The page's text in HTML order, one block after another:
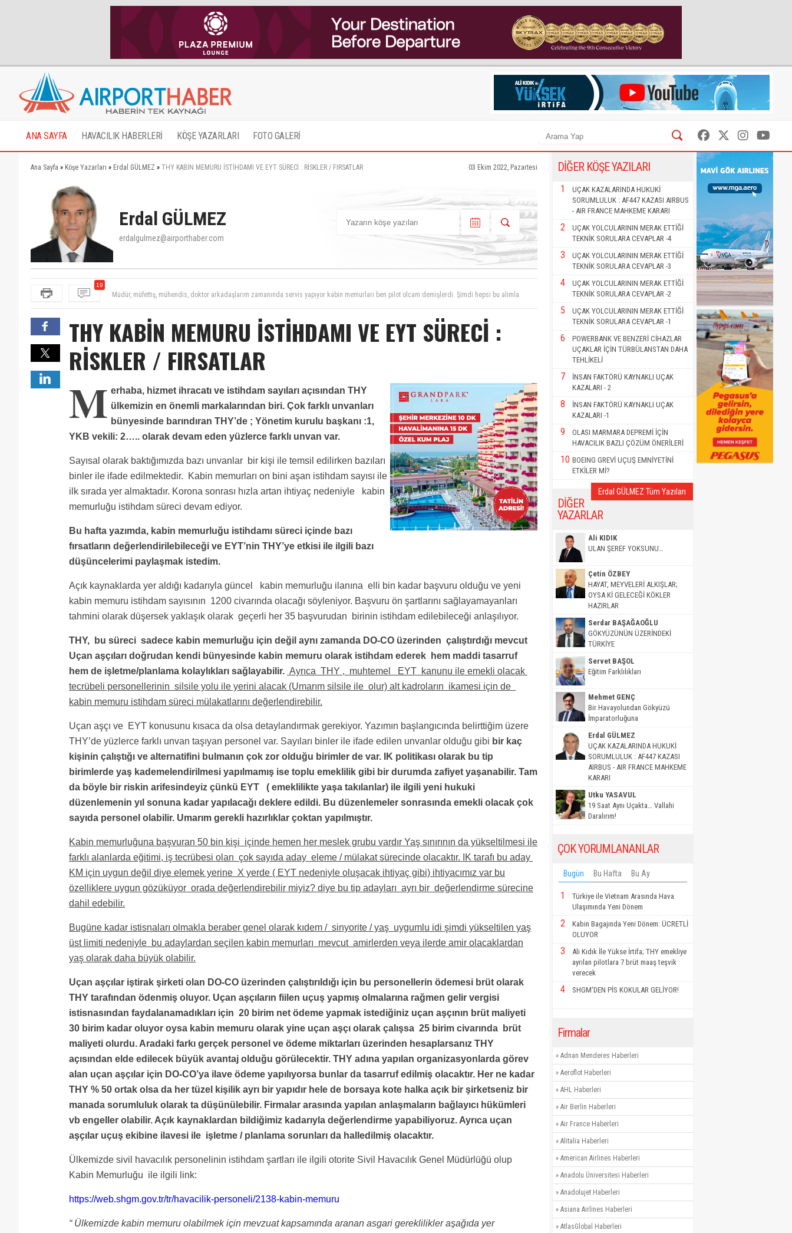
ANA SAYFA HAVACILIK HABERLERİ KÖŞE YAZARLARI FOTO GALERİ
Ana Sayfa » Köşe Yazarları » Erdal GÜLMEZ » THY KABİN MEMURU İSTİHDAMI VE EYT SÜRECİ : RİSKLER / FIRSATLAR 03 Ekim 2022, Pazartesi
Erdal GÜLMEZ
erdalgulmez@airporthaber.com
19
başvuru yapmış durumda. Şahsen zamanında işi küçümseyen bu insanlarin ast üst ilişkisinin iyi olacağını zannetmem. Servis yapan
Yazı ile ilgisi olmayan fakat haber değeri olan konular için e-mail ile bizlere yazabilirsiniz
Türkiye' de kabin memuru olmak çok avantajlı bir iş.Pilot - kabın memuru ücret makası bu ülkede hostesler lehine çok iyi.Bir pilot pilot
olabilmek için bir servet harcarken ya da servet borçlanırken ve eğitimi hem zorlu hem de uzunken, kabın memuru beş kuruş harcamadan 2
ayda hostes olabiliyor ..
Gençlere öncelik verilmelidir, her açıdan verimli olacaktır, tecrübe zamanla oluşur, emekli olan yaşı geçmişler gençlerin sırtından geçiniyor
zaten
torpil
Eyt yasalaştığı an emekliliğe hak kazanan herkes gönderilmeli, 25 yıldan fazla kimse şirkette kalmamalı
THY KABİN MEMURU İSTİHDAMI VE EYT SÜRECİ :
RİSKLER / FIRSATLAR
M erhaba, hizmet ihracatı ve istihdam sayıları açısından THY
ülkemizin en önemli markalarından biri. Çok farklı unvanları
bünyesinde barındıran THY’de ; Yönetim kurulu başkanı :1,
YKB vekili: 2….. olarak devam eden yüzlerce farklı unvan var.
Sayısal olarak baktığımızda bazı unvanlar bir kişi ile temsil edilirken bazıları
binler ile ifade edilmektedir. Kabin memurları on bini aşan istihdam sayısı ile
ilk sırada yer almaktadır. Korona sonrası hızla artan ihtiyaç nedeniyle kabin
memurluğu istihdam süreci devam ediyor.
Bu hafta yazımda, kabin memurluğu istihdamı süreci içinde bazı
fırsatların değerlendirilebileceği ve EYT’nin THY’ye etkisi ile ilgili bazı
düşüncelerimi paylaşmak istedim.
Açık kaynaklarda yer aldığı kadarıyla güncel kabin memurluğu ilanına elli bin kadar başvuru olduğu ve yeni
kabin memuru istihdam sayısının 1200 civarında olacağı söyleniyor. Başvuru ön şartlarını sağlayamayanları
tahmini olarak düşersek yaklaşık olarak geçerli her 35 başvurudan birinin istihdam edilebileceği anlaşılıyor.
THY, bu süreci sadece kabin memurluğu için değil aynı zamanda DO-CO üzerinden çalıştırdığı mevcut
Uçan aşçıları doğrudan kendi bünyesinde kabin memuru olarak istihdam ederek hem maddi tasarruf
hem de işletme/planlama kolaylıkları sağlayabilir. Ayrıca THY , muhtemel EYT kanunu ile emekli olacak
tecrübeli personellerinin silsile yolu ile yerini alacak (Umarım silsile ile olur) alt kadroların ikamesi için de
kabin memuru istihdam süreci mülakatlarını değerlendirebilir.
Uçan aşçı ve EYT konusunu kısaca da olsa detaylandırmak gerekiyor. Yazımın başlangıcında belirttiğim üzere
THY’de yüzlerce farklı unvan taşıyan personel var. Sayıları binler ile ifade edilen unvanlar olduğu gibi bir kaç
kişinin çalıştığı ve alternatifini bulmanın çok zor olduğu birimler de var. IK politikası olarak bu tip
birimlerde yaş kademelendirilmesi yapılmamış ise toplu emeklilik gibi bir durumda zafiyet yaşanabilir. Tam
da böyle bir riskin arifesindeyiz çünkü EYT ( emeklilikte yaşa takılanlar) ile ilgili yeni hukuki
düzenlemenin yıl sonuna kadar yapılacağı deklere edildi. Bu düzenlemeler sonrasında emekli olacak çok
sayıda personel olabilir. Umarım gerekli hazırlıklar çoktan yapılmıştır.
Kabin memurluğuna başvuran 50 bin kişi içinde hemen her meslek grubu vardır Yaş sınırının da yükseltilmesi ile
farklı alanlarda eğitimi, iş tecrübesi olan çok sayıda aday eleme / mülakat sürecinde olacaktır. IK tarafı bu aday
KM için uygun değil diye elemek yerine X yerde ( EYT nedeniyle oluşacak ihtiyaç gibi) ihtiyacımız var bu
özelliklere uygun gözüküyor orada değerlendirebilir miyiz? diye bu tip adayları ayrı bir değerlendirme sürecine
dahil edebilir.
Bugüne kadar istisnaları olmakla beraber genel olarak kıdem / sinyorite / yaş uygumlu idi şimdi yükseltilen yaş
üst limiti nedeniyle bu adaylardan seçilen kabin memurları mevcut amirlerden veya ilerde amir olacaklardan
yaş olarak daha büyük olabilir.
Uçan aşçılar iştirak şirketi olan DO-CO üzerinden çalıştırıldığı için bu personellerin ödemesi brüt olarak
THY tarafından ödenmiş oluyor. Uçan aşçıların fiilen uçuş yapmış olmalarına rağmen gelir vergisi
istisnasından faydalanamadıkları için 20 birim net ödeme yapmak istediğiniz uçan aşçının brüt maliyeti
30 birim kadar oluyor oysa kabin memuru olarak yine uçan aşçı olarak çalışsa 25 birim civarında brüt
maliyeti olurdu. Aradaki farkı gerçek personel ve ödeme miktarları üzerinden hesaplarsanız THY
açısından elde edilecek büyük avantaj olduğu görülecektir. THY adına yapılan organizasyonlarda görev
alan uçan aşçılar için DO-CO’ya ilave ödeme yapılıyorsa bunlar da tasarruf edilmiş olacaktır. Her ne kadar
THY % 50 ortak olsa da her tüzel kişilik ayrı bir yapıdır hele de borsaya kote halka açık bir şirketseniz bir
manada sorumluluk olarak ta düşünülebilir. Firmalar arasında yapılan anlaşmaların bağlayıcı hükümleri
vb engeller olabilir. Açık kaynaklardan bildiğimiz kadarıyla değerlendirme yapabiliyoruz. Ayrıca uçan
aşçılar uçuş ekibine ilavesi ile işletme / planlama sorunları da halledilmiş olacaktır.
Ülkemizde sivil havacılık personelinin istihdam şartları ile ilgili otorite Sivil Havacılık Genel Müdürlüğü olup
Kabin Memurluğu ile ilgili link:
https://web.shgm.gov.tr/tr/havacilik-personeli/2138-kabin-memuru
“Ülkemizde kabin memuru olabilmek için mevzuat kapsamında aranan asgari gereklilikler aşağıda yer
DİĞER KÖŞE YAZILARI
1
UÇAK KAZALARINDA HUKUKİ
SORUMLULUK : AF447 KAZASI AIRBUS
- AIR FRANCE MAHKEME KARARI
2
UÇAK YOLCULARININ MERAK ETTİĞİ
TEKNİK SORULARA CEVAPLAR -4
3
UÇAK YOLCULARININ MERAK ETTİĞİ
TEKNİK SORULARA CEVAPLAR -3
4
UÇAK YOLCULARININ MERAK ETTİĞİ
TEKNİK SORULARA CEVAPLAR -2
5
UÇAK YOLCULARININ MERAK ETTİĞİ
TEKNİK SORULARA CEVAPLAR -1
6
POWERBANK VE BENZERİ CİHAZLAR
UÇAKLAR İÇİN TÜRBÜLANSTAN DAHA
TEHLİKELİ
7
İNSAN FAKTÖRÜ KAYNAKLI UÇAK
KAZALARI - 2
8
İNSAN FAKTÖRÜ KAYNAKLI UÇAK
KAZALARI -1
9
OLASI MARMARA DEPREMİ İÇİN
HAVACILIK BAZLI ÇÖZÜM ÖNERİLERİ
10 BOEING GREVİ UÇUŞ EMNİYETİNİ
ETKİLER Mİ?
Erdal GÜLMEZ Tüm Yazıları
DİĞER
YAZARLAR
Ali KIDIK
ULAN ŞEREF YOKSUNU…
Çetin ÖZBEY
HAYAT, MEYVELERİ ALKIŞLAR;
OYSA Kİ GELECEĞİ KÖKLER
HAZIRLAR
Serdar BAŞAĞAOĞLU
GÖKYÜZÜNÜN ÜZERİNDEKİ
TÜRKİYE
Servet BAŞOL
Eğitim Farklılıkları
Mehmet GENÇ
Bir Havayolundan Gökyüzü
İmparatorluğuna
Erdal GÜLMEZ
UÇAK KAZALARINDA HUKUKİ
SORUMLULUK : AF447 KAZASI
AIRBUS - AIR FRANCE MAHKEME
KARARI
Utku YASAVUL
19 Saat Aynı Uçakta… Vallahi
Daralırım!
ÇOK YORUMLANANLAR
Bugün Bu Hafta Bu Ay
1
Türkiye ile Vietnam Arasında Hava
Ulaşımında Yeni Dönem
2
Kabin Bagajında Yeni Dönem: ÜCRETLİ
OLUYOR
3
Ali Kıdık İle Yükse İrtifa; THY emekliye
ayrılan pilotlara 7 brüt maaş teşvik
verecek
4 SHGM'DEN PİS KOKULAR GELİYOR!
Firmalar
» Adnan Menderes Haberleri
» Aeroflot Haberleri
» AHL Haberleri
» Air Berlin Haberleri
» Air France Haberleri
» Alitalia Haberleri
» American Airlines Haberleri
» Anadolu Üniversitesi Haberleri
» Anadolujet Haberleri
» Asiana Airlines Haberleri
» AtlasGlobal Haberleri